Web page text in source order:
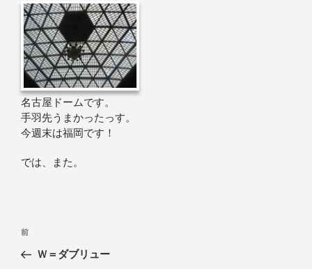
名古屋ドームです。
手羽先うまかったっす。
今週末は福岡です！
では、また。
前
Ｗ＝ダブリュー